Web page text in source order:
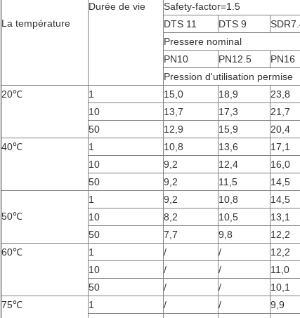
La température
Durée de vie
Safety-factor=1.5
DTS 11
DTS 9
Pressere nominal
PN10
PN12.5 PN16
Pression d'utilisation permise
20℃
1 15,0 18,9 23,8
10
13,7 17,3 21,7
50
12,9 15,9 20,4
40℃
1 10,8 13,6 17,1
10
9,2 12,4 16,0
50
9,2 11,5 14,5
50℃
1 9,2 10,8 14,5
10
8,2 10,5 13,1
50
7,7 9,8 12,2
60℃
1 / / 12,2
10
/ / 11,0
50
/ / 10,1
75℃
1 / / 9,9